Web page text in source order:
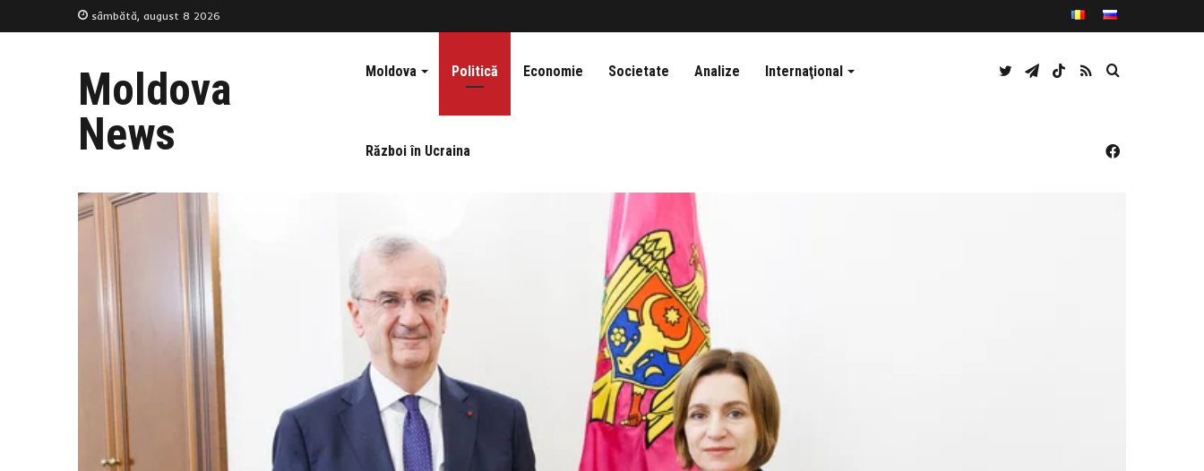
sâmbătă, august 8 2026
Moldova
News
Moldova Politică Economie Societate Analize Internaţional
Război în Ucraina
Caută
RSS
TikTok
Telegram
Twitter
Facebook